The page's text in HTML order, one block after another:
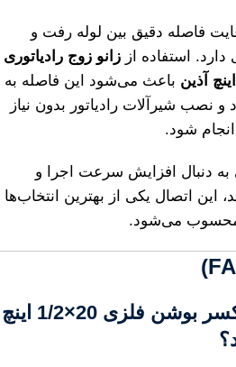
فاصله دقیق بین لوله رفت و
استفاده از زانو زوج رادیاتوری
باعث می‌شود این فاصله به
شیرآلات رادیاتور بدون نیاز
انجام شود.
به دنبال افزایش سرعت اجرا و
اتصال یکی از بهترین انتخاب‌ها
محسوب می‌شود.
زانو زوج رادیاتوری یکسر بوشن فلزی 20×1/2 اینچ